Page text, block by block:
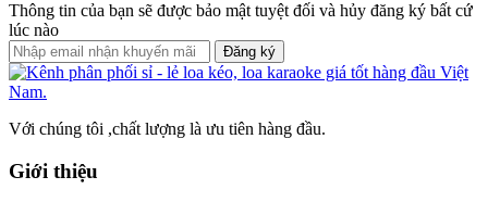
Thông tin của bạn sẽ được bảo mật tuyệt đối và hủy đăng ký bất cứ
lúc nào
Đăng ký
Với chúng tôi ,chất lượng là ưu tiên hàng đầu.
Giới thiệu